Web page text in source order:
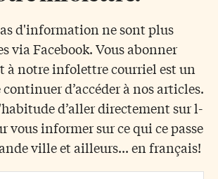
d'information ne sont plus
via Facebook. Vous abonner
à notre infolettre courriel est un
d’accéder à nos articles.
d’aller directement sur l-
vous informer sur ce qui ce passe
ville et ailleurs... en français!